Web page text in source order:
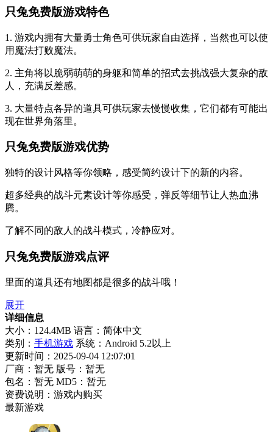
只兔免费版游戏特色
1. 游戏内拥有大量勇士角色可供玩家自由选择，当然也可以使
用魔法打败魔法。
2. 主角将以脆弱萌萌的身躯和简单的招式去挑战强大复杂的敌
人，充满反差感。
3. 大量特点各异的道具可供玩家去慢慢收集，它们都有可能出
现在世界角落里。
只兔免费版游戏优势
独特的设计风格等你领略，感受简约设计下的新的内容。
超多经典的战斗元素设计等你感受，弹反等细节让人热血沸
腾。
了解不同的敌人的战斗模式，冷静应对。
只兔免费版游戏点评
里面的道具还有地图都是很多的战斗哦！
展开
详细信息
大小：124.4MB 语言：简体中文
类别： 手机游戏 系统：Android 5.2以上
更新时间：2025-09-04 12:07:01
厂商：暂无 版号：暂无
包名：暂无 MD5：暂无
资费说明：游戏内购买
最新游戏